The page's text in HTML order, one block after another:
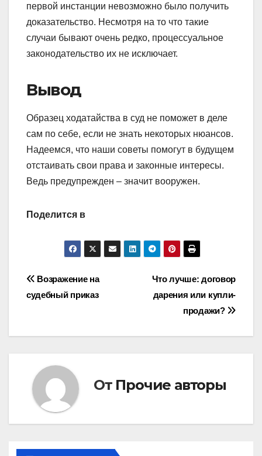
первой инстанции невозможно было получить
доказательство. Несмотря на то что такие
случаи бывают очень редко, процессуальное
законодательство их не исключает.
Вывод
Образец ходатайства в суд не поможет в деле
сам по себе, если не знать некоторых нюансов.
Надеемся, что наши советы помогут в будущем
отстаивать свои права и законные интересы.
Ведь предупрежден – значит вооружен.
Поделится в
Навигация
по
записям
Что лучше: договор
дарения или купли-
продажи?
Возражение на
судебный приказ
От Прочие авторы